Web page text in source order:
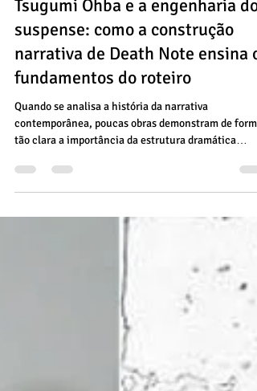
darci campioti
8 min de leitura
Tsugumi Ohba e a engenharia do
suspense: como a construção
narrativa de Death Note ensina
fundamentos do roteiro
contemporânea, poucas obras demonstram de forma
ilustrado por Takeshi Obata, o mangá tornou-se uma
referência internacional não apenas por seu enorme
sucesso comercial, mas principalmente pela
como organiza suspense, conflito psicológico e
desenvolvimento dramático.